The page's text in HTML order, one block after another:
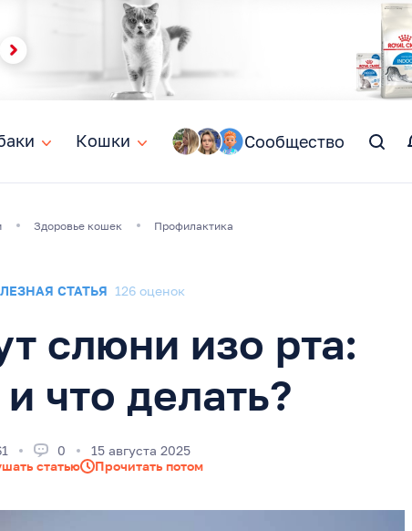
Кошки
Кошки Сообщество
Здоровье кошек Профилактика
СТАТЬЯ 126 оценок
слюни изо рта:
что делать?
0
15 августа 2025
статью
Прочитать потом